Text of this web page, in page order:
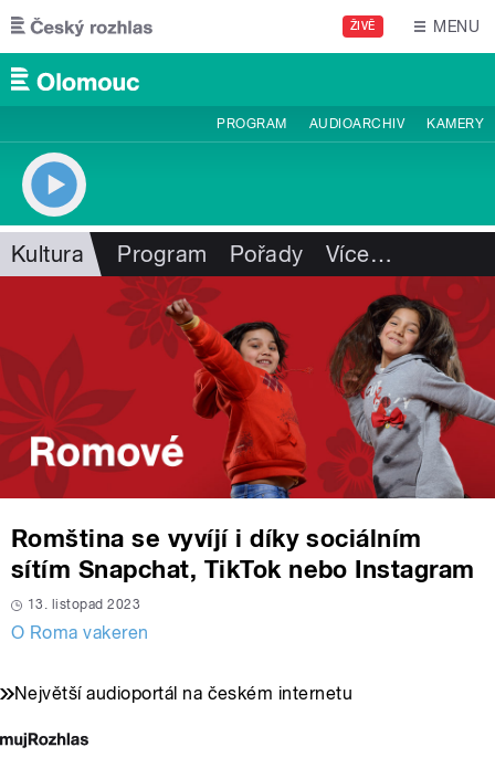
Přejít k hlavnímu obsahu
ŽIVĚ MENU
PROGRAM AUDIOARCHIV KAMERY
Kultura Program Pořady Více…
Romština se vyvíjí i díky sociálním
sítím Snapchat, TikTok nebo Instagram
13. listopad 2023
O Roma vakeren
Největší audioportál na českém internetu